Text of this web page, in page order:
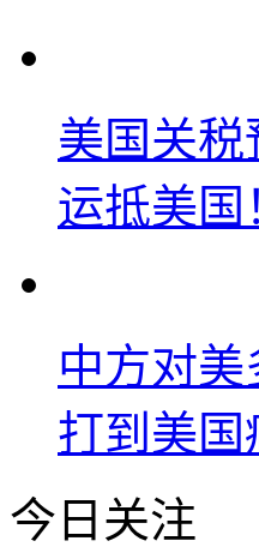
美国关税
运抵美国
中方对
打到美
今日关注